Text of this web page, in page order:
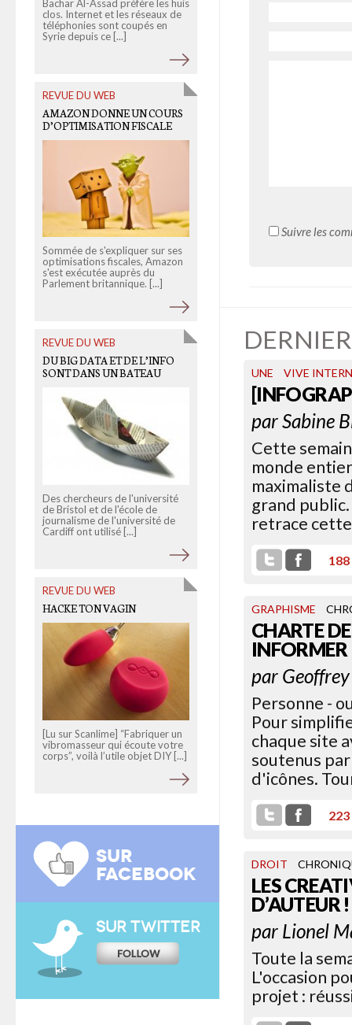
Suivre les
UNE VIVE
parSabine
Cette
monde
maximaliste
grand public.
retrace
188
GRAPHISME
CHARTE
INFORMER
par
Personne -
Pour
chaque site
soutenus
d'icônes.
223
DROIT
LES
D’AUTEUR !
par Lionel
Toute la
L'occasion
projet :
Bachar Al-Assad préfère les huis
clos. Internet et les réseaux de
téléphonies sont coupés en
Syrie depuis ce [...]
REVUE DU WEB
AMAZON DONNE UN COURS
D’OPTIMISATION FISCALE
Sommée de s'expliquer sur ses
optimisations fiscales, Amazon
s'est exécutée auprès du
Parlement britannique. [...]
REVUE DU WEB
DU BIG DATA ET DE L’INFO
SONT DANS UN BATEAU
Des chercheurs de l'université
de Bristol et de l'école de
journalisme de l'université de
Cardiff ont utilisé [...]
REVUE DU WEB
HACKE TON VAGIN
[Lu sur Scanlime] “Fabriquer un
vibromasseur qui écoute votre
corps”, voilà l’utile objet DIY [...]
LA (NON) PARITÉ RÉVÉLÉE
COEUR DES SCIENCES
The Chronicle a visualisé la place
des femmes dans les
publications scientifiques du
SUR
FACEBOOK
SUR TWITTER